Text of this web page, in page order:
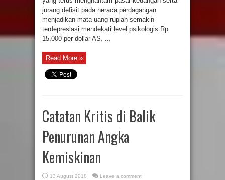
jurang defisit pada neraca perdagangan
menjadikan mata uang rupiah semakin
terdepresiasi mendekati level psikologis Rp
15.000 per dollar AS. ...
Read More »
Catatan Kritis di Balik
Penurunan Angka
Kemiskinan
13 August 2018
Leave a comment